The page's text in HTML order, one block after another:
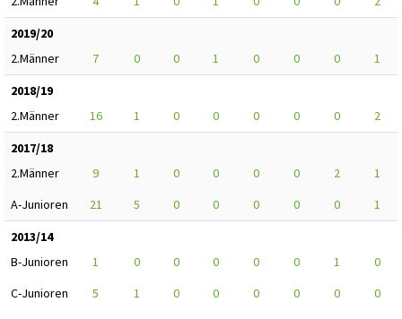
2019/20
2.Männer
7 0 0 1 0 0 0
1
2018/19
2.Männer
16 1 0 0 0 0 0
2
2017/18
2.Männer
9 1 0 0 0 0 2
1
A-Junioren
21 5 0 0 0 0 0
1
2013/14
B-Junioren
1 0 0 0 0 0 1
0
C-Junioren
5 1 0 0 0 0 0 0